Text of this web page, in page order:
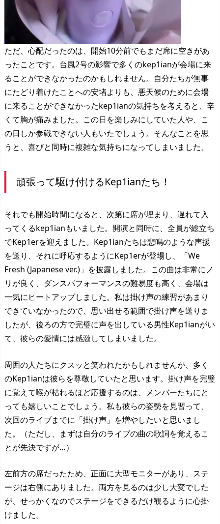
ただ、心配だったのは、開始10分前でもまだ席に空きがあ
ったことです。台風2号の影響で多くのkep1ianが会場に来
ることができなかったのかもしれません。自分たちが無事
にたどり着けたことへの安堵よりも、悪天候のために会場
に来ることができなかったkep1ianの気持ちを考えると、辛
くて胸が痛みました。この日を楽しみにしていた人や、こ
の日しか参戦できない人もいたでしょう。そんなことを思
うと、喜びと同時に複雑な気持ちになってしまいました。
頑張って駆け付けるKep1ianたち！
それでも開始時間になると、次第に席が埋まり、遅れて入
ってくるkep1ianもいました。開演と同時に、全員が総立ち
でKep1erを迎えました。Kep1ianたちは悲鳴のような声援
を送り、それに呼応するようにKep1erが登場し、「We
Fresh (Japanese ver.)」を披露しました。この曲は非常にノ
リが良く、ダンスパフォーマンスの難易度も高く、会場は
一気にヒートアップしました。私は掛け声の練習があまり
できていなかったので、思い出せる範囲で掛け声を送りま
したが、後ろの方で完璧に声を出している男性Kep1ianがい
て、彼らの愛情には感激してしまいました。
周囲の人たちにクスッと笑われたかもしれませんが、多く
のKep1ianは彼らを尊敬していたと思います。掛け声を完璧
に覚えて喉が枯れるほど応援するのは、メンバーたちにと
っても嬉しいことでしょう。私も彼らの姿勢を見習って、
次回のライブまでに「掛け声」を増やしたいと思いまし
た。（ただし、まずは自分のライブの曲の歌詞を覚えるこ
とが先決ですが…）
左前方の席だったため、正面に大型モニターがあり、ステ
ージは右側にありました。両方を見るのは少し大変でした
が、せっかくなのでステージをできるだけ観るように心掛
けました。